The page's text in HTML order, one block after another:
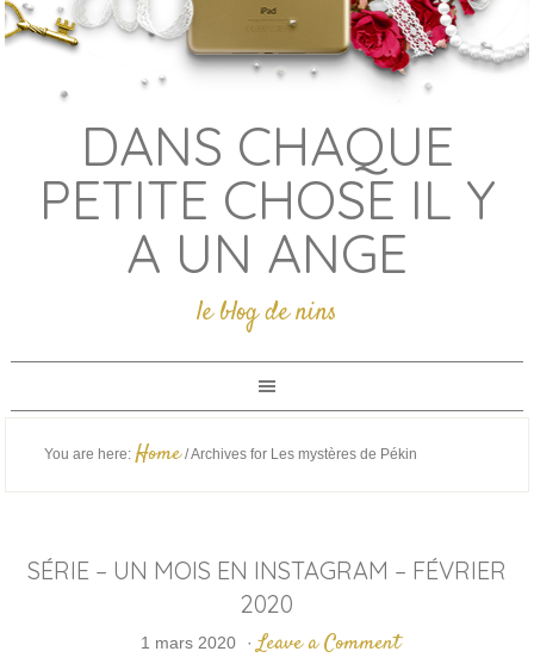
DANS CHAQUE
PETITE CHOSE IL Y
A UN ANGE
le blog de nins
You are here: Home /Archives for Les mystères de Pékin
SÉRIE – UN MOIS EN INSTAGRAM – FÉVRIER
2020
1 mars 2020 · Leave a Comment